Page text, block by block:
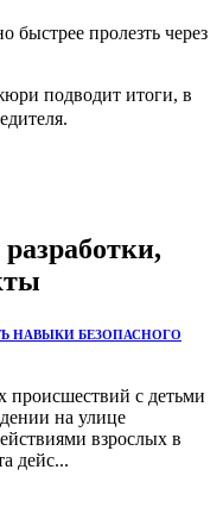
быстрее пролезть через
подводит итоги, в
НАВЫКИ БЕЗОПАСНОГО
с детьми
на улице
взрослых в
дейс...